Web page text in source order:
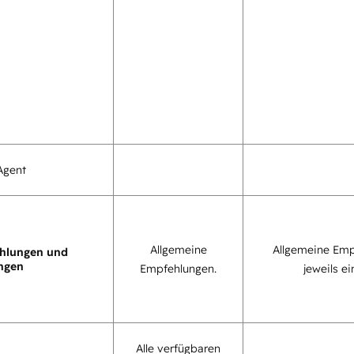
und
Allgemeine
Empfehlungen.
Allgemeine
jeweils
Alle verfügbaren